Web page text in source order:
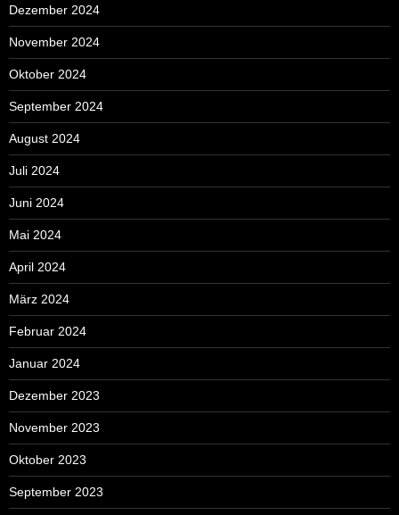
Dezember 2024
November 2024
Oktober 2024
September 2024
August 2024
Juli 2024
Juni 2024
Mai 2024
April 2024
März 2024
Februar 2024
Januar 2024
Dezember 2023
November 2023
Oktober 2023
September 2023